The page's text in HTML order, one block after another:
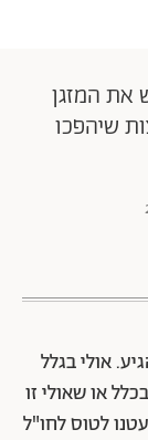
את המזגן
שיהפכו
אולי בגלל
או שאולי זו
לטוס לחו"ל